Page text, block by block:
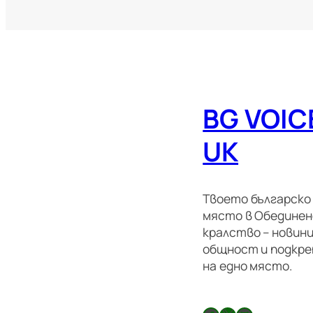
BG
UK
Твоето българско
място в
кралство –
общност и
на едно място.